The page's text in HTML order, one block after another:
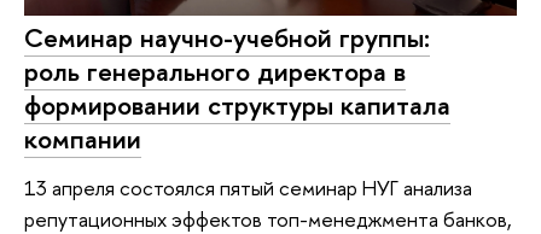
Семинар научно-учебной группы:
роль генерального директора в
формировании структуры капитала
компании
13 апреля состоялся пятый семинар НУГ анализа
репутационных эффектов топ-менеджмента банков,